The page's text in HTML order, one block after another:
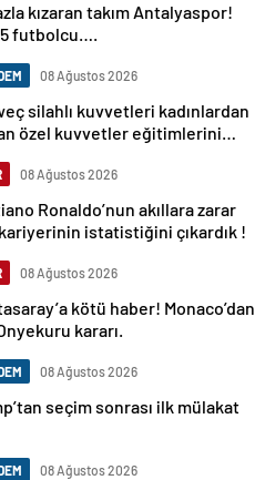
kızaran takım Antalyaspor!
futbolcu….
08 Ağustos 2026
silahlı kuvvetleri kadınlardan
özel kuvvetler eğitimlerini
08 Ağustos 2026
Ronaldo’nun akıllara zarar
istatistiğini çıkardık !
08 Ağustos 2026
kötü haber! Monaco’dan
kararı.
08 Ağustos 2026
seçim sonrası ilk mülakat
08 Ağustos 2026